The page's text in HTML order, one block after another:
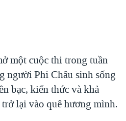
một cuộc thi trong tuần
người Phi Châu sinh sống
bạc, kiến thức và khả
trở lại vào quê hương mình.